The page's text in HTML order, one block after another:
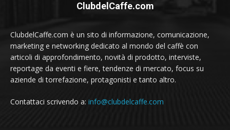
ClubdelCaffe.com
ClubdelCaffe.com è un sito di informazione, comunicazione,
marketing e networking dedicato al mondo del caffè con
articoli di approfondimento, novità di prodotto, interviste,
reportage da eventi e fiere, tendenze di mercato, focus su
aziende di torrefazione, protagonisti e tanto altro.
Contattaci scrivendo a: info@clubdelcaffe.com